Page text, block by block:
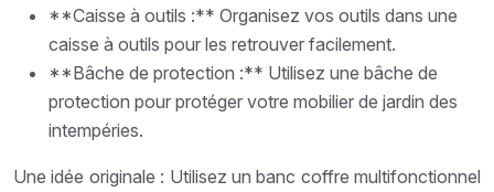
**Caisse à outils :** Organisez vos outils dans une
caisse à outils pour les retrouver facilement.
**Bâche de protection :** Utilisez une bâche de
protection pour protéger votre mobilier de jardin des
intempéries.
Une idée originale : Utilisez un banc coffre multifonctionnel